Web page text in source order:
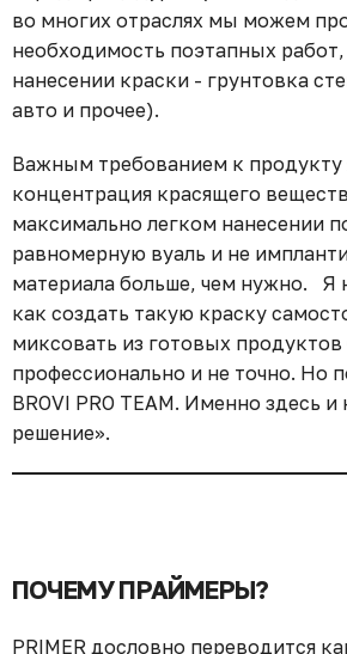
во многих отраслях мы можем
необходимость поэтапных работ,
нанесении краски - грунтовка
авто и прочее).
Важным требованием к продукту
концентрация красящего
максимально легком нанесении
равномерную вуаль и не
материала больше, чем нужно.⠀Я
как создать такую краску
миксовать из готовых
профессионально и не точно. Но
BROVI PRO TEAM. Именно здесь и
решение».
ПОЧЕМУ ПРАЙМЕРЫ?
PRIMER дословно переводится